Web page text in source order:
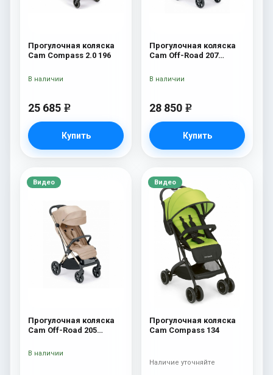
Прогулочная коляска
Cam Compass 2.0 196
25 685 e
Купить
В наличии
Прогулочная коляска
Cam Off-Road 207
28 850 e
Купить
В наличии
Видео
Прогулочная коляска
Cam Off-Road 205
В наличии
Видео
Прогулочная коляска
Cam Compass 134
Наличие уточняйте